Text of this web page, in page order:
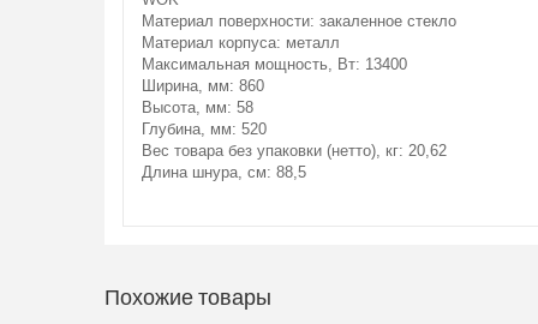
Материал поверхности: закаленное стекло
Материал корпуса: металл
Максимальная мощность, Вт: 13400
Ширина, мм: 860
Высота, мм: 58
Глубина, мм: 520
Вес товара без упаковки (нетто), кг: 20,62
Длина шнура, см: 88,5
Похожие товары